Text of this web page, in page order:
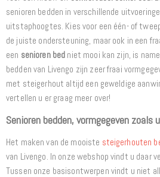
senioren bedden in verschillende
uitstaphoogtes. Kies voor een één- of
de juiste ondersteuning, maar ook in een
een senioren bed niet mooi kan zijn, is
bedden van Livengo zijn zeer fraai
met steigerhout altijd een geweldige
vertellen u er graag meer over!
Senioren bedden, vormgegeven zoals
Het maken van de mooiste steigerhouten
van Livengo. In onze webshop vindt u daar
Tussen onze basisontwerpen vindt u niet